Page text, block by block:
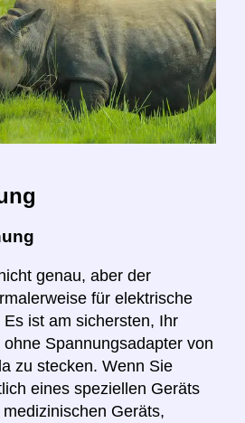
genau, aber der
für elektrische
ist am sichersten, Ihr
Spannungsadapter von
zu stecken. Wenn Sie
eines speziellen Geräts
Geräts,